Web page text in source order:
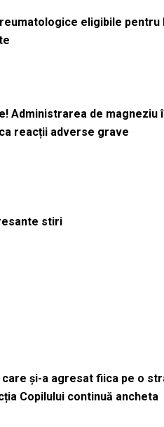
eligibile
Administrarea de
reacții adverse grave
stiri
care și-a agresat fiica pe o
Copilului continuă ancheta